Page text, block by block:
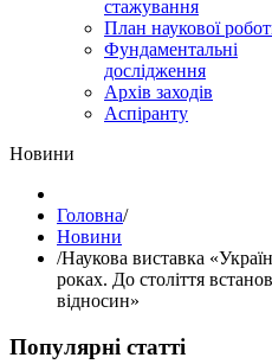
стажування
План наукової
Фундаментальні
дослідження
Архів заходів
Аспіранту
Hовини
Головна/
Hовини
/Наукова виставка
роках. До століття
відносин»
Популярні статті